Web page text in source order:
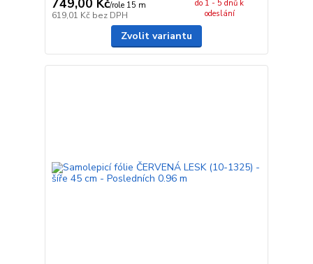
749,00 Kč/role 15 m
619,01 Kč bez DPH
do 1 - 5 dnů k
odeslání
Zvolit variantu